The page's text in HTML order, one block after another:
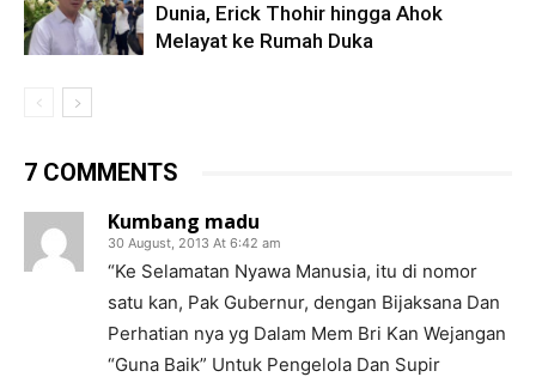
Dunia, Erick Thohir hingga Ahok
Melayat ke Rumah Duka
7 COMMENTS
Kumbang madu
30 August, 2013 At 6:42 am
“Ke Selamatan Nyawa Manusia, itu di nomor
satu kan, Pak Gubernur, dengan Bijaksana Dan
Perhatian nya yg Dalam Mem Bri Kan Wejangan
“Guna Baik” Untuk Pengelola Dan Supir